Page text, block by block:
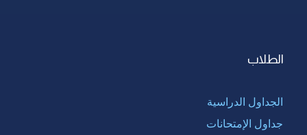
الطلاب
الجداول الدراسية
جداول الإمتحانات